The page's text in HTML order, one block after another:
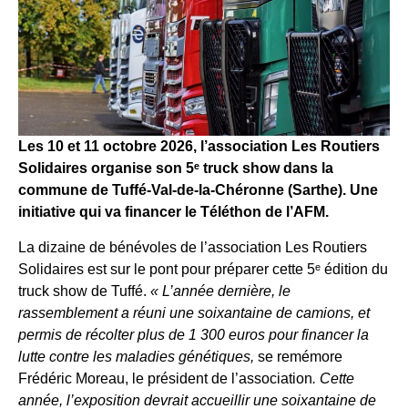
Les 10 et 11 octobre 2026, l’association Les Routiers
Solidaires organise son 5ᵉ truck show dans la
commune de Tuffé-Val-de-la-Chéronne (Sarthe). Une
initiative qui va financer le Téléthon de l’AFM.
La dizaine de bénévoles de l’association Les Routiers
Solidaires est sur le pont pour préparer cette 5ᵉ édition du
truck show de Tuffé. « L’année dernière, le
rassemblement a réuni une soixantaine de camions, et
permis de récolter plus de 1 300 euros pour financer la
lutte contre les maladies génétiques, se remémore
Frédéric Moreau, le président de l’association. Cette
année, l’exposition devrait accueillir une soixantaine de